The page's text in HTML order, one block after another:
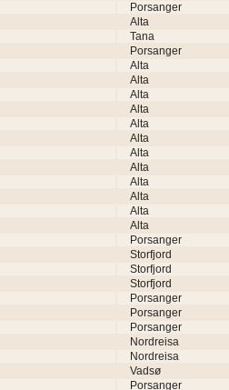
Porsanger
Alta
Tana
Porsanger
Alta
Alta
Alta
Alta
Alta
Alta
Alta
Alta
Alta
Alta
Alta
Alta
Porsanger
Storfjord
Storfjord
Storfjord
Porsanger
Porsanger
Porsanger
Nordreisa
Nordreisa
Vadsø
Porsanger